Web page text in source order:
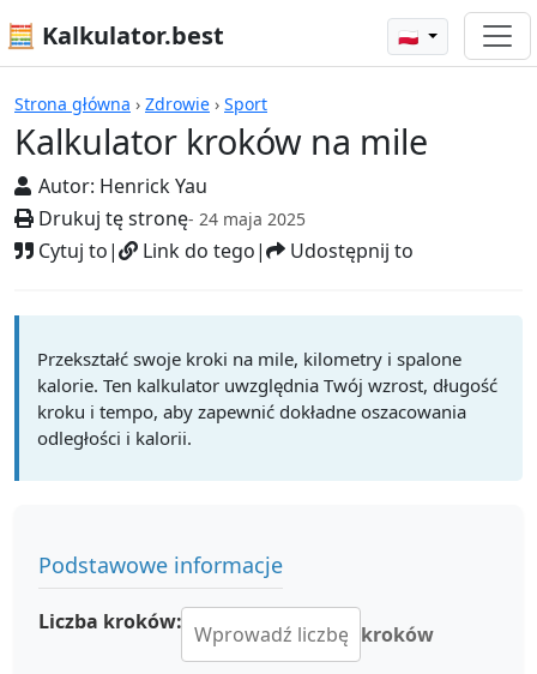
🧮 Kalkulator.best 🇵🇱
Strona główna › Zdrowie › Sport
Kalkulator kroków na mile
Autor: Henrick Yau
Drukuj tę stronę- 24 maja 2025
Cytuj to| Link do tego| Udostępnij to
Kalkulatory
Przekształć swoje kroki na mile, kilometry i spalone
kalorie. Ten kalkulator uwzględnia Twój wzrost, długość
kroku i tempo, aby zapewnić dokładne oszacowania
odległości i kalorii.
Podstawowe informacje
Liczba kroków: kroków